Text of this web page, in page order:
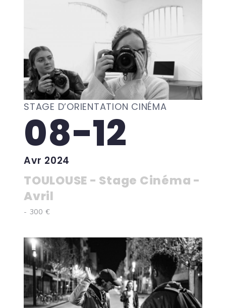
STAGE D’ORIENTATION CINÉMA
08-12
Avr 2024
TOULOUSE - Stage Cinéma -
Avril
- 300 €